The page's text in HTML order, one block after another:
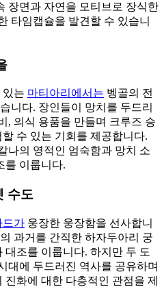
장면과 자연을 모티브로 장식한
타임캡슐을 발견할 수 있습니
있는 마티아리에서는 벵골의 전
니다. 장인들이 망치를 두드리
, 의식 용품을 만들며 크루즈 승
수 있는 기회를 제공합니다.
나의 영적인 엄숙함과 망치 소
를 이룹니다.
수도
드가 웅장한 웅장함을 선사합니
과거를 간직한 하자두아리 궁
조를 이룹니다. 하지만 두 도
대에 두드러진 역사를 공유하며
화에 대한 다층적인 관점을 제